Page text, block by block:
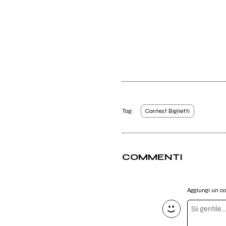
Tag: Contest Biglietti
COMMENTI
Aggiungi un